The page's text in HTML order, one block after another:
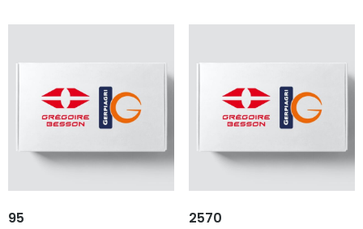
95 2570